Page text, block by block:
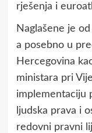
rješenja i
Naglašene je
a posebno u
Hercegovina
ministara pri
implementaciju
ljudska prava i
redovni pravni